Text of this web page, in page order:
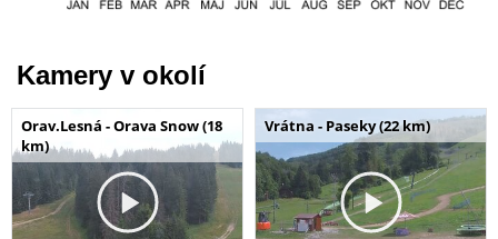
Kamery v okolí
Orav.Lesná - Orava Snow (18
km)
Vrátna - Paseky (22 km)